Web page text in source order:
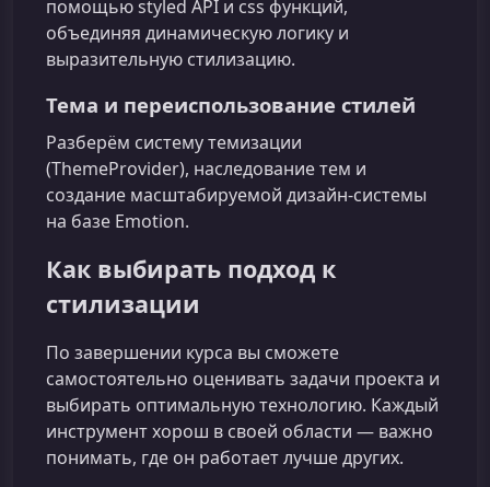
помощью styled API и css функций,
объединяя динамическую логику и
выразительную стилизацию.
Тема и переиспользование стилей
Разберём систему темизации
(ThemeProvider), наследование тем и
создание масштабируемой дизайн‑системы
на базе Emotion.
Как выбирать подход к
стилизации
По завершении курса вы сможете
самостоятельно оценивать задачи проекта и
выбирать оптимальную технологию. Каждый
инструмент хорош в своей области — важно
понимать, где он работает лучше других.